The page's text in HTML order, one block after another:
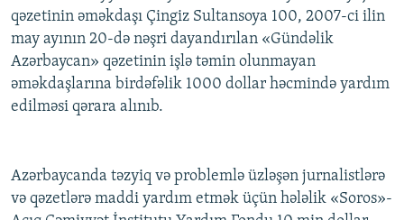
qəzetinin əməkdaşı Çingiz Sultansoya 100, 2007-ci ilin
may ayının 20-də nəşri dayandırılan «Gündəlik
Azərbaycan» qəzetinin işlə təmin olunmayan
əməkdaşlarına birdəfəlik 1000 dollar həcmində yardım
edilməsi qərara alınıb.
Azərbaycanda təzyiq və problemlə üzləşən jurnalistlərə
və qəzetlərə maddi yardım etmək üçün hələlik «Soros»-